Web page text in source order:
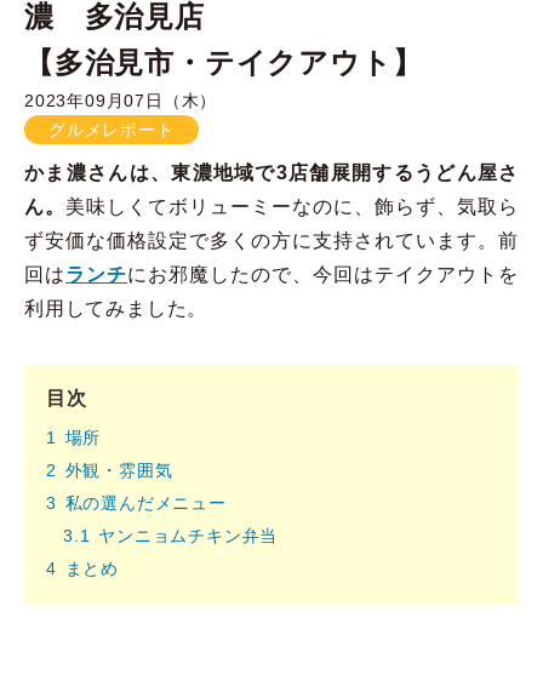
濃 多治見店
【多治見市・テイクアウト】
2023年09月07日（木）
グルメレポート
かま濃さんは、東濃地域で3店舗展開するうどん屋さ
ん。 美味しくてボリューミーなのに、飾らず、気取ら
ず安価な価格設定で多くの方に支持されています。前
回はランチにお邪魔したので、今回はテイクアウトを
利用してみました。
目次
1
場所
2 外観・雰囲気
3 私の選んだメニュー
3.1
ヤンニョムチキン弁当
4
まとめ